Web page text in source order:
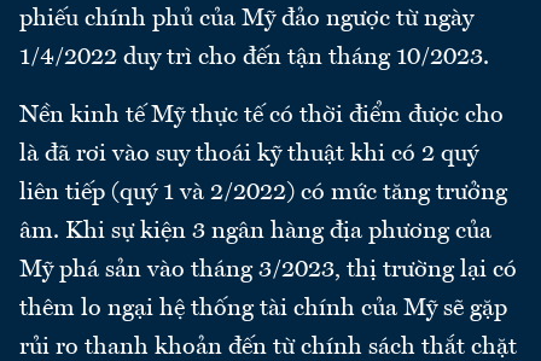
phiếu chính phủ của Mỹ đảo ngược từ ngày
1/4/2022 duy trì cho đến tận tháng 10/2023.
Nền kinh tế Mỹ thực tế có thời điểm được cho
là đã rơi vào suy thoái kỹ thuật khi có 2 quý
liên tiếp (quý 1 và 2/2022) có mức tăng trưởng
âm. Khi sự kiện 3 ngân hàng địa phương của
Mỹ phá sản vào tháng 3/2023, thị trường lại có
thêm lo ngại hệ thống tài chính của Mỹ sẽ gặp
rủi ro thanh khoản đến từ chính sách thắt chặt